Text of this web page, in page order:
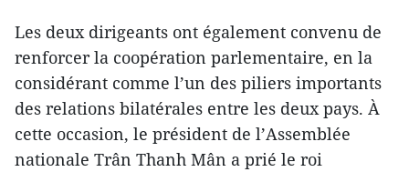
Les deux dirigeants ont également convenu de
renforcer la coopération parlementaire, en la
considérant comme l’un des piliers importants
des relations bilatérales entre les deux pays. À
cette occasion, le président de l’Assemblée
nationale Trân Thanh Mân a prié le roi